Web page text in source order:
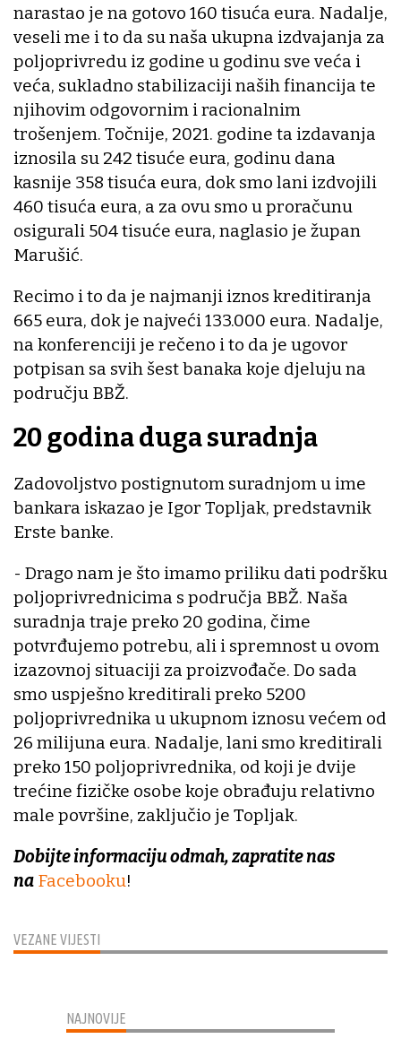
VEZANE VIJESTI
narastao je na gotovo 160 tisuća eura. Nadalje,
veseli me i to da su naša ukupna izdvajanja za
poljoprivredu iz godine u godinu sve veća i
veća, sukladno stabilizaciji naših financija te
njihovim odgovornim i racionalnim
trošenjem. Točnije, 2021. godine ta izdavanja
iznosila su 242 tisuće eura, godinu dana
kasnije 358 tisuća eura, dok smo lani izdvojili
460 tisuća eura, a za ovu smo u proračunu
osigurali 504 tisuće eura, naglasio je župan
Marušić.
Recimo i to da je najmanji iznos kreditiranja
665 eura, dok je najveći 133.000 eura. Nadalje,
na konferenciji je rečeno i to da je ugovor
potpisan sa svih šest banaka koje djeluju na
području BBŽ.
20 godina duga suradnja
Zadovoljstvo postignutom suradnjom u ime
bankara iskazao je Igor Topljak, predstavnik
Erste banke.
- Drago nam je što imamo priliku dati podršku
poljoprivrednicima s područja BBŽ. Naša
suradnja traje preko 20 godina, čime
potvrđujemo potrebu, ali i spremnost u ovom
izazovnoj situaciji za proizvođače. Do sada
smo uspješno kreditirali preko 5200
poljoprivrednika u ukupnom iznosu većem od
26 milijuna eura. Nadalje, lani smo kreditirali
preko 150 poljoprivrednika, od koji je dvije
trećine fizičke osobe koje obrađuju relativno
male površine, zaključio je Topljak.
Dobijte informaciju odmah, zapratite nas
na Facebooku!
NAJNOVIJE